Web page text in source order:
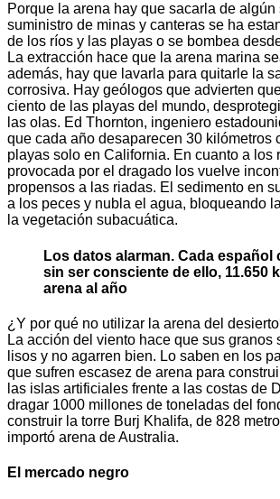
Porque la arena hay que sacarla de algún
suministro de minas y canteras se ha
de los ríos y las playas o se bombea
La extracción hace que la arena marina
además, hay que lavarla para quitarle la
corrosiva. Hay geólogos que advierten
ciento de las playas del mundo,
las olas. Ed Thornton, ingeniero
que cada año desaparecen 30 kilómetros
playas solo en California. En cuanto a los
provocada por el dragado los vuelve
propensos a las riadas. El sedimento en
a los peces y nubla el agua, bloqueando
la vegetación subacuática.
Los datos alarman. Cada español
sin ser consciente de ello, 11.650
arena al año
¿Y por qué no utilizar la arena del
La acción del viento hace que sus granos
lisos y no agarren bien. Lo saben en los
que sufren escasez de arena para
las islas artificiales frente a las costas de
dragar 1000 millones de toneladas del
construir la torre Burj Khalifa, de 828
importó arena de Australia.
El mercado negro